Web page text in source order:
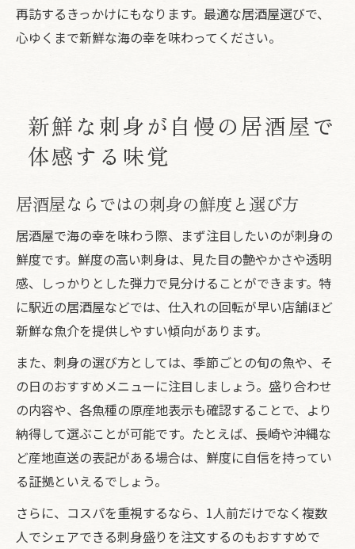
再訪するきっかけにもなります。最適な居酒屋選びで、
心ゆくまで新鮮な海の幸を味わってください。
新鮮な刺身が自慢の居酒屋で
体感する味覚
居酒屋ならではの刺身の鮮度と選び方
居酒屋で海の幸を味わう際、まず注目したいのが刺身の
鮮度です。鮮度の高い刺身は、見た目の艶やかさや透明
感、しっかりとした弾力で見分けることができます。特
に駅近の居酒屋などでは、仕入れの回転が早い店舗ほど
新鮮な魚介を提供しやすい傾向があります。
また、刺身の選び方としては、季節ごとの旬の魚や、そ
の日のおすすめメニューに注目しましょう。盛り合わせ
の内容や、各魚種の原産地表示も確認することで、より
納得して選ぶことが可能です。たとえば、長崎や沖縄な
ど産地直送の表記がある場合は、鮮度に自信を持ってい
る証拠といえるでしょう。
さらに、コスパを重視するなら、1人前だけでなく複数
人でシェアできる刺身盛りを注文するのもおすすめで